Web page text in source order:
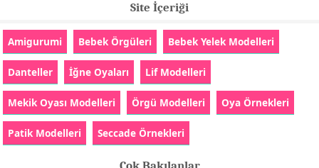
Site İçeriği
Amigurumi Bebek Örgüleri Bebek Yelek Modelleri
Danteller İğne Oyaları Lif Modelleri
Mekik Oyası Modelleri Örgü Modelleri Oya Örnekleri
Patik Modelleri Seccade Örnekleri